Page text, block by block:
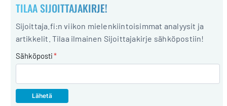
TILAA SIJOITTAJAKIRJE!
Sijoittaja.fi:n viikon mielenkiintoisimmat analyysit ja
artikkelit. Tilaa ilmainen Sijoittajakirje sähköpostiin!
Sähköposti*